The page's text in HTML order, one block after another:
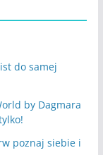
do samej
by Dagmara
poznaj siebie i